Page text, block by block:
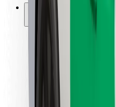
Per i Guidatori
Per i conducenti
Per corrieri
Bolt Food
Per i proprietari di flotta